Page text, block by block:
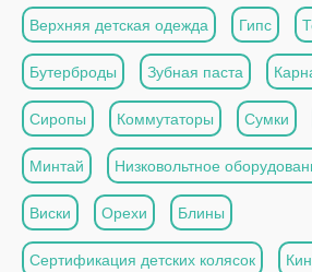
Верхняя детская одежда Гипс
Бутерброды Зубная паста
Сиропы Коммутаторы Сумки
Минтай Низковольтное
Виски Орехи Блины
Сертификация детских колясок